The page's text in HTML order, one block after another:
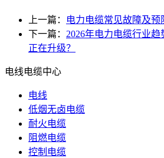
上一篇：
电力电缆常见故障及
下一篇： 2026年电力电缆行业
正在升级？
电线电缆中心
电线
低烟无卤电缆
耐火电缆
阻燃电缆
控制电缆